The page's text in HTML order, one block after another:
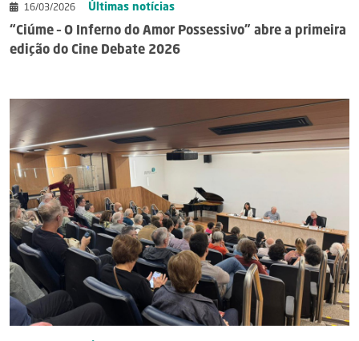
16/03/2026 Últimas notícias
“Ciúme – O Inferno do Amor Possessivo” abre a primeira
edição do Cine Debate 2026